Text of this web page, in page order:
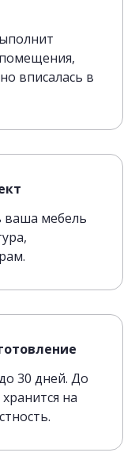
вписалась в
ваша мебель
30 дней. До
на